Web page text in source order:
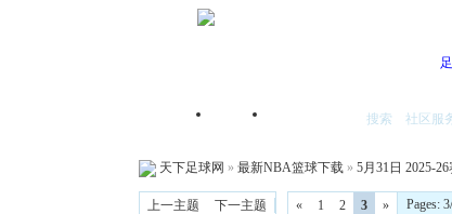
首页 搜索 社区服
天下足球网 » 最新NBA篮球下载 » 5月31日 2025-
上一主题 下一主题 « 1 2 3 »
Pages: